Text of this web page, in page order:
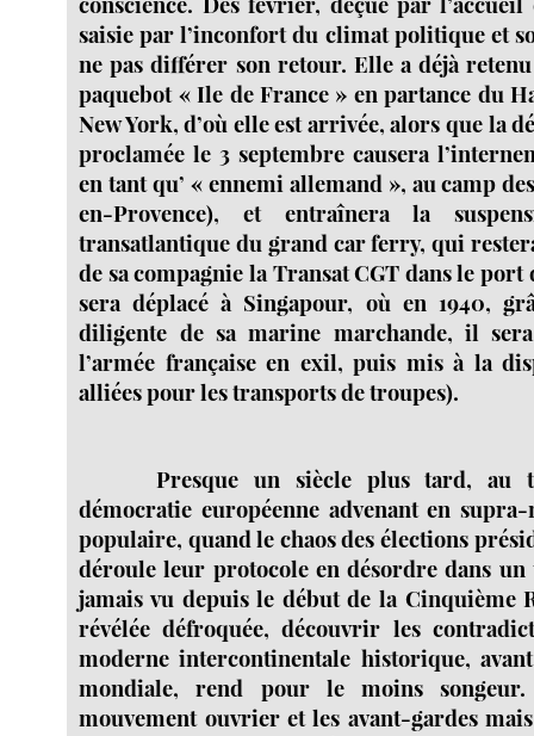
saisie par l’inconfort du climat politique et
ne pas différer son retour. Elle a déjà
paquebot « Ile de France » en partance du
New York, d’où elle est arrivée, alors que la
proclamée le 3 septembre causera
en tant qu’ « ennemi allemand », au camp
en-Provence), et entraînera la
transatlantique du grand car ferry, qui
de sa compagnie la Transat CGT dans le
sera déplacé à Singapour, où en 1940,
diligente de sa marine marchande, il
l’armée française en exil, puis mis à la
alliées pour les transports de troupes).
Presque un siècle plus tard, au
démocratie européenne advenant en
populaire, quand le chaos des élections
déroule leur protocole en désordre dans
jamais vu depuis le début de la Cinquième
révélée défroquée, découvrir les
moderne intercontinentale historique,
mondiale, rend pour le moins
mouvement ouvrier et les avant-gardes